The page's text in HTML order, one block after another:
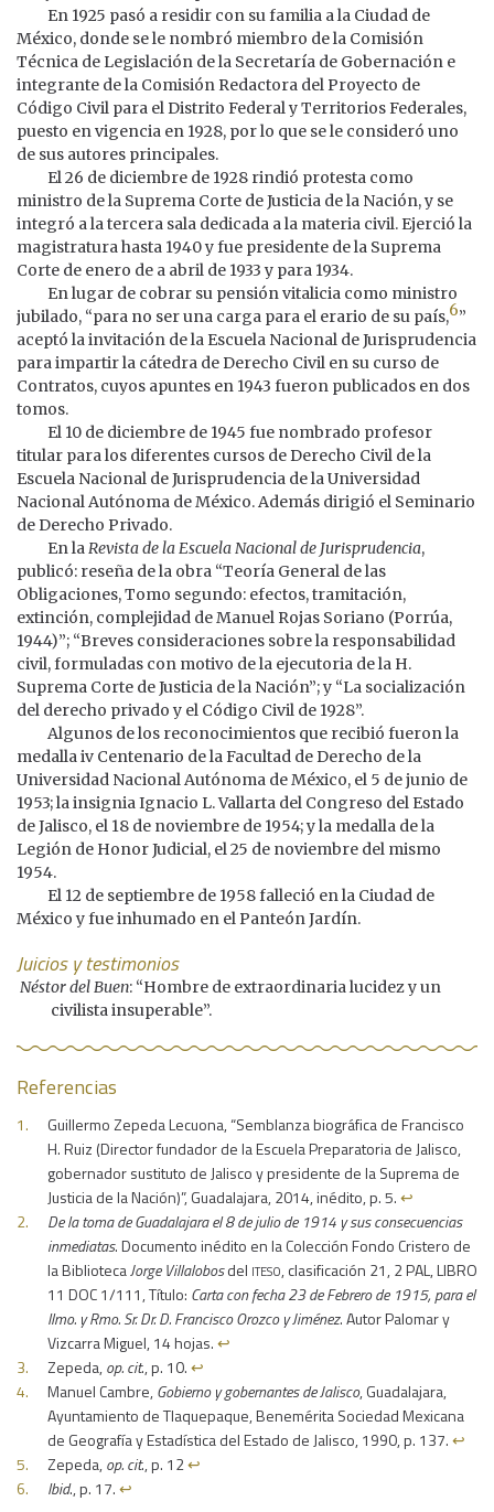
En 1925 pasó a residir con su familia a la Ciudad de
México, donde se le nombró miembro de la Comisión
Técnica de Legislación de la Secretaría de Gobernación e
integrante de la Comisión Redactora del Proyecto de
Código Civil para el Distrito Federal y Territorios Federales,
puesto en vigencia en 1928, por lo que se le consideró uno
de sus autores principales.
El 26 de diciembre de 1928 rindió protesta como
ministro de la Suprema Corte de Justicia de la Nación, y se
integró a la tercera sala dedicada a la materia civil. Ejerció la
magistratura hasta 1940 y fue presidente de la Suprema
Corte de enero de a abril de 1933 y para 1934.
En lugar de cobrar su pensión vitalicia como ministro
jubilado, “para no ser una carga para el erario de su país,6”
aceptó la invitación de la Escuela Nacional de Jurisprudencia
para impartir la cátedra de Derecho Civil en su curso de
Contratos, cuyos apuntes en 1943 fueron publicados en dos
tomos.
El 10 de diciembre de 1945 fue nombrado profesor
titular para los diferentes cursos de Derecho Civil de la
Escuela Nacional de Jurisprudencia de la Universidad
Nacional Autónoma de México. Además dirigió el Seminario
de Derecho Privado.
En laRevista de la Escuela Nacional de Jurisprudencia,
publicó: reseña de la obra “Teoría General de las
Obligaciones, Tomo segundo: efectos, tramitación,
extinción, complejidad de Manuel Rojas Soriano (Porrúa,
1944)”; “Breves consideraciones sobre la responsabilidad
civil, formuladas con motivo de la ejecutoria de la H.
Suprema Corte de Justicia de la Nación”; y “La socialización
del derecho privado y el Código Civil de 1928”.
Algunos de los reconocimientos que recibió fueron la
medalla iv Centenario de la Facultad de Derecho de la
Universidad Nacional Autónoma de México, el 5 de junio de
1953; la insignia Ignacio L. Vallarta del Congreso del Estado
de Jalisco, el 18 de noviembre de 1954; y la medalla de la
Legión de Honor Judicial, el 25 de noviembre del mismo
1954.
El 12 de septiembre de 1958 falleció en la Ciudad de
México y fue inhumado en el Panteón Jardín.
Juicios y testimonios
Néstor del Buen: “Hombre de extraordinaria lucidez y un
civilista insuperable”.
Referencias
Guillermo Zepeda Lecuona, “Semblanza biográfica de Francisco
H. Ruiz (Director fundador de la Escuela Preparatoria de Jalisco,
gobernador sustituto de Jalisco y presidente de la Suprema de
Justicia de la Nación)”, Guadalajara, 2014, inédito, p. 5.↩︎
De la toma de Guadalajara el 8 de julio de 1914 y sus consecuencias
inmediatas. Documento inédito en la Colección Fondo Cristero de
la BibliotecaJorge Villalobosdel iteso, clasificación 21, 2 PAL, LIBRO
11 DOC 1/111, Título: Carta con fecha 23 de Febrero de 1915, para el
Ilmo. y Rmo. Sr. Dr. D. Francisco Orozco y Jiménez. Autor Palomar y
Vizcarra Miguel, 14 hojas.↩︎
Zepeda,op. cit., p. 10.↩︎
Manuel Cambre,Gobierno y gobernantes de Jalisco, Guadalajara,
Ayuntamiento de Tlaquepaque, Benemérita Sociedad Mexicana
de Geografía y Estadística del Estado de Jalisco, 1990, p. 137.↩︎
Zepeda,op. cit., p. 12↩︎
Ibid., p. 17.↩︎